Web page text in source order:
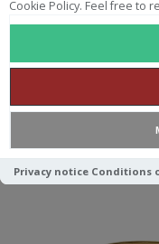
Cookie Policy. Feel free to
Privacy notice Conditions